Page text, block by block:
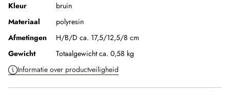
Kleur
bruin
Materiaal
polyresin
Afmetingen
H/B/D ca. 17,5/12,5/8 cm
Gewicht
Totaalgewicht ca. 0,58 kg
Informatie over productveiligheid